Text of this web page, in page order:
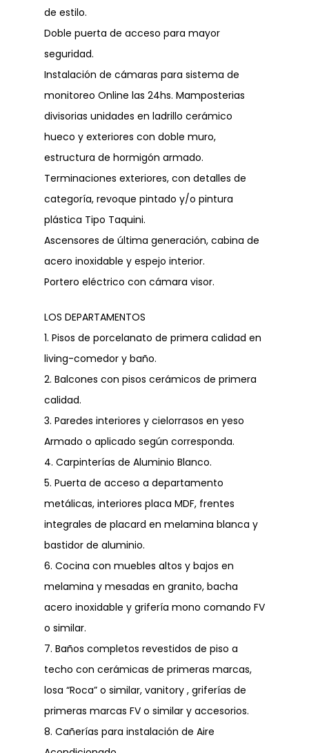
de estilo.
Doble puerta de acceso para mayor
seguridad.
Instalación de cámaras para sistema de
monitoreo Online las 24hs. Mamposterias
divisorias unidades en ladrillo cerámico
hueco y exteriores con doble muro,
estructura de hormigón armado.
Terminaciones exteriores, con detalles de
categoría, revoque pintado y/o pintura
plástica Tipo Taquini.
Ascensores de última generación, cabina de
acero inoxidable y espejo interior.
Portero eléctrico con cámara visor.
LOS DEPARTAMENTOS
1. Pisos de porcelanato de primera calidad en
living-comedor y baño.
2. Balcones con pisos cerámicos de primera
calidad.
3. Paredes interiores y cielorrasos en yeso
Armado o aplicado según corresponda.
4. Carpinterías de Aluminio Blanco.
5. Puerta de acceso a departamento
metálicas, interiores placa MDF, frentes
integrales de placard en melamina blanca y
bastidor de aluminio.
6. Cocina con muebles altos y bajos en
melamina y mesadas en granito, bacha
acero inoxidable y grifería mono comando FV
o similar.
7. Baños completos revestidos de piso a
techo con cerámicas de primeras marcas,
losa “Roca” o similar, vanitory , griferías de
primeras marcas FV o similar y accesorios.
8. Cañerías para instalación de AireNOSOTROS